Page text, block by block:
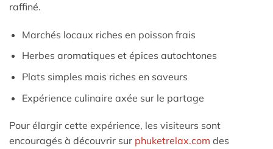
raffiné.
Marchés locaux riches en poisson frais
Herbes aromatiques et épices autochtones
Plats simples mais riches en saveurs
Expérience culinaire axée sur le partage
Pour élargir cette expérience, les visiteurs sont
encouragés à découvrir sur phuketrelax.com des